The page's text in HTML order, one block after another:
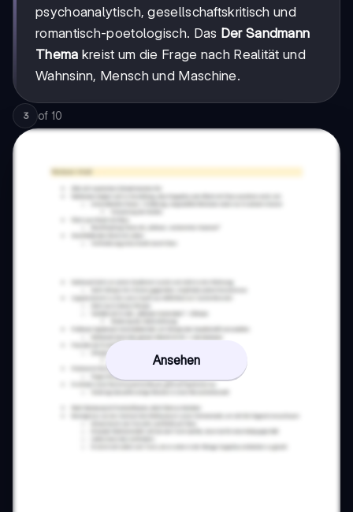
psychoanalytisch, gesellschaftskritisch und
romantisch-poetologisch. Das Der Sandmann
Thema kreist um die Frage nach Realität und
Wahnsinn, Mensch und Maschine.
3 of 10
Ansehen